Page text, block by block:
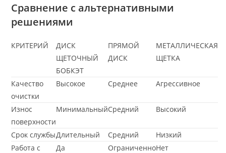
Сравнение с альтернативными
решениями
КРИТЕРИЙ
ДИСК
ЩЕТОЧНЫЙ
БОБКЭТ
ПРЯМОЙ
ДИСК
МЕТАЛЛИЧЕСКАЯ
ЩЕТКА
Качество
очистки
Высокое Среднее Агрессивное
Износ
поверхности
МинимальныйСредний Высокий
Срок службыДлительный Средний
Низкий
Работа с
Да ОграниченноНет